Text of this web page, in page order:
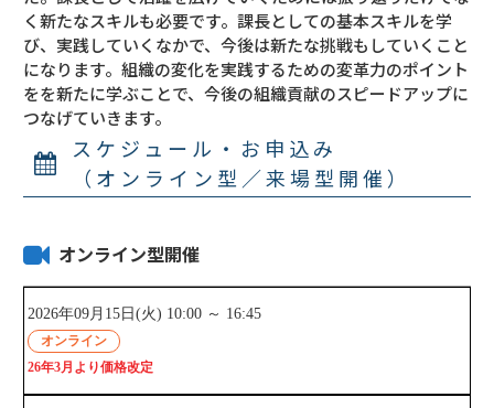
く新たなスキルも必要です。課長としての基本スキルを学
び、実践していくなかで、今後は新たな挑戦もしていくこと
になります。組織の変化を実践するための変革力のポイント
をを新たに学ぶことで、今後の組織貢献のスピードアップに
つなげていきます。
スケジュール・お申込み
（オンライン型／来場型開催）
オンライン型開催